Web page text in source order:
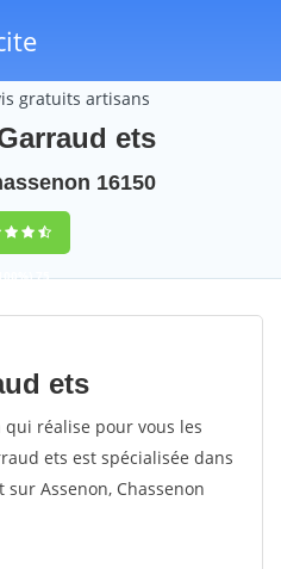
gratuits artisans
ets
16150
75
ets
réalise pour vous les
ets est spécialisée dans
Assenon, Chassenon